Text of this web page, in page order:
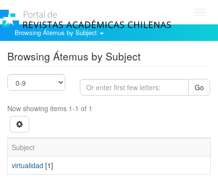
Browsing Átemus by Subject
Browsing Átemus by Subject
Go
Now showing items 1-1 of 1
Subject
virtualidad [1]